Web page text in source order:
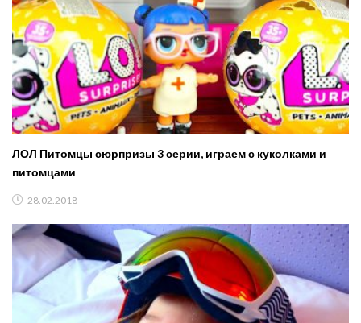
ЛОЛ Питомцы сюрпризы 3 серии, играем с куколками и
питомцами
28.02.2018